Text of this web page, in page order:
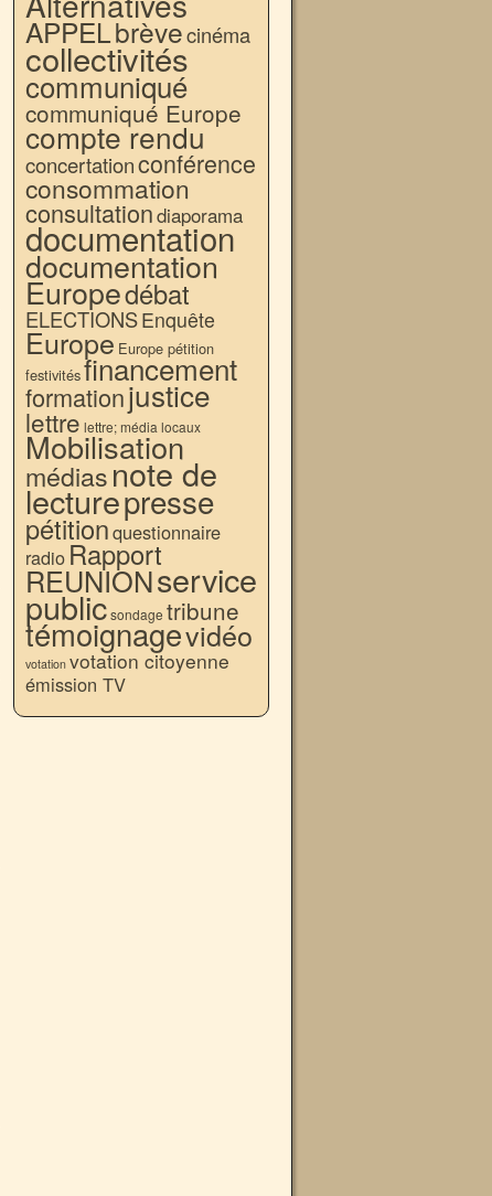
APPELbrèvecinéma
collectivités
communiqué
communiqué Europe
compte rendu
concertationconférence
consommation
consultationdiaporama
documentation
documentation
Europedébat
ELECTIONSEnquête
Europe Europe pétition
festivitésfinancement
formationjustice
lettre lettre; média locaux
Mobilisation
médiasnote de
lecturepresse
pétitionquestionnaire
radio Rapport
REUNIONservice
publicsondage tribune
témoignagevidéo
votation votation citoyenne
émission TV